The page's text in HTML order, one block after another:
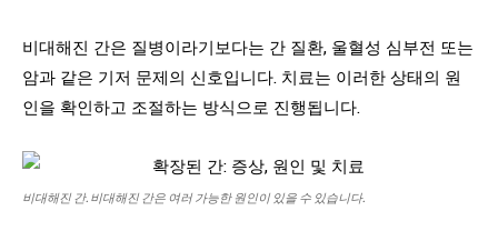
비대해진 간은 질병이라기보다는 간 질환, 울혈성 심부전 또는
암과 같은 기저 문제의 신호입니다. 치료는 이러한 상태의 원
인을 확인하고 조절하는 방식으로 진행됩니다.
비대해진 간. 비대해진 간은 여러 가능한 원인이 있을 수 있습니다.